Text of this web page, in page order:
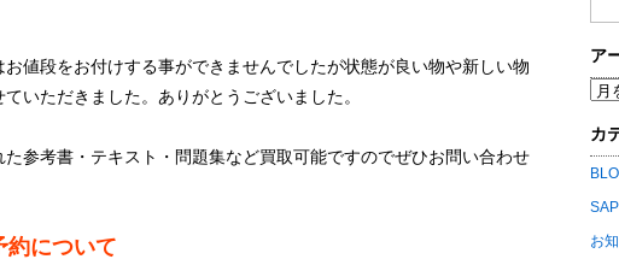
値段をお付けする事ができませんでしたが状態が良い物や新しい物
いただきました。ありがとうございました。
参考書・テキスト・問題集など買取可能ですのでぜひお問い合わせ
約について
ア
カ
お